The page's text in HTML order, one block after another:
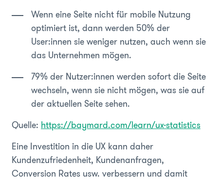
Wenn eine Seite nicht für mobile Nutzung
optimiert ist, dann werden 50% der
User:innen sie weniger nutzen, auch wenn sie
das Unternehmen mögen.
79% der Nutzer:innen werden sofort die Seite
wechseln, wenn sie nicht mögen, was sie auf
der aktuellen Seite sehen.
Quelle: https://baymard.com/learn/ux-statistics
Eine Investition in die UX kann daher
Kundenzufriedenheit, Kundenanfragen,
Conversion Rates usw. verbessern und damit